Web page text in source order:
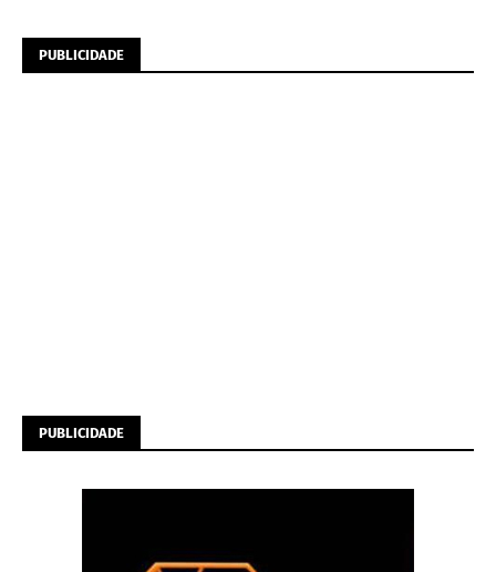
PUBLICIDADE
PUBLICIDADE